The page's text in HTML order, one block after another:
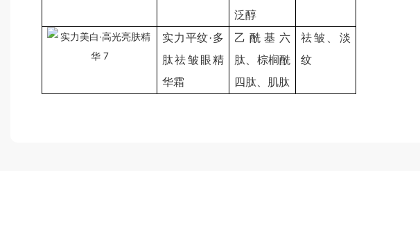
泛醇
实力平纹·多
肽祛皱眼精
华霜
乙酰基六
肽、棕榈酰
四肽、肌肽
祛皱、淡
纹